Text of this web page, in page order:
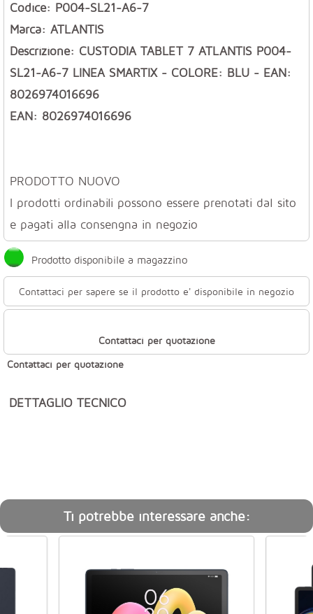
Codice: P004-SL21-A6-7
Marca: ATLANTIS
Descrizione: CUSTODIA TABLET 7 ATLANTIS P004-
SL21-A6-7 LINEA SMARTIX - COLORE: BLU - EAN:
8026974016696
EAN: 8026974016696
PRODOTTO NUOVO
I prodotti ordinabili possono essere prenotati dal sito
e pagati alla consengna in negozio
Prodotto disponibile a magazzino
Contattaci per sapere se il prodotto e' disponibile in negozio
Contattaci per quotazione
Contattaci per quotazione
DETTAGLIO TECNICO
Ti potrebbe interessare anche: